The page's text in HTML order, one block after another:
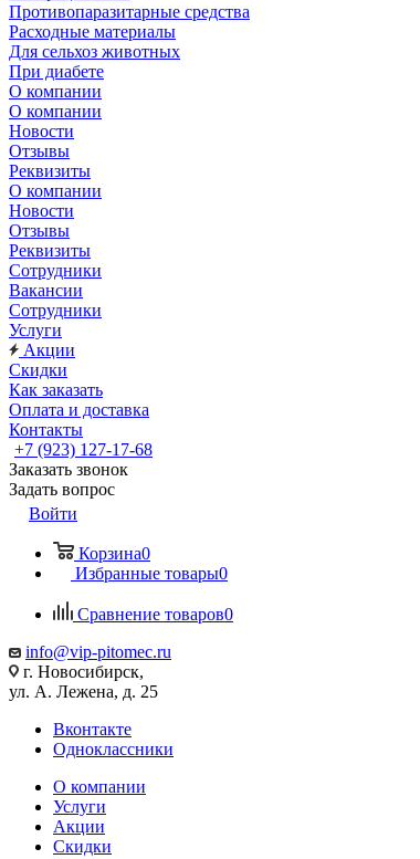
Противопаразитарные средства
Расходные материалы
Для сельхоз животных
При диабете
О компании
О компании
Новости
Отзывы
Реквизиты
О компании
Новости
Отзывы
Реквизиты
Сотрудники
Вакансии
Сотрудники
Услуги
Акции
Скидки
Как заказать
Оплата и доставка
Контакты
+7 (923) 127-17-68
Заказать звонок
Задать вопрос
Войти
Корзина0
Избранные товары0
Сравнение товаров0
info@vip-pitomec.ru
г. Новосибирск,
ул. А. Лежена, д. 25
Вконтакте
Одноклассники
О компании
Услуги
Акции
Скидки